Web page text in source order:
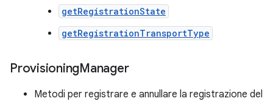
getRegistrationState
getRegistrationTransportType
ProvisioningManager
Metodi per registrare e annullare la registrazione del